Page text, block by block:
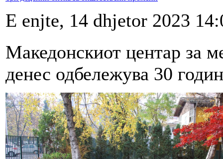
E enjte, 14 dhjetor 2023
Македонскиот центар за
денес одбележува 30